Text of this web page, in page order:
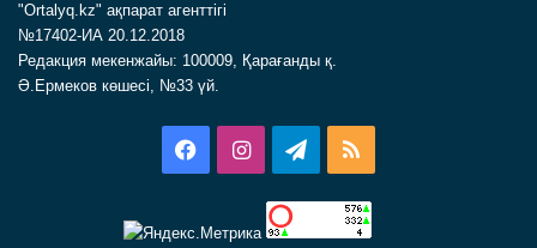
"Ortalyq.kz" ақпарат агенттігі
№17402-ИА 20.12.2018
Редакция мекенжайы: 100009, Қарағанды қ.
Ә.Ермеков көшесі, №33 үй.
FacebookInstagramTelegram